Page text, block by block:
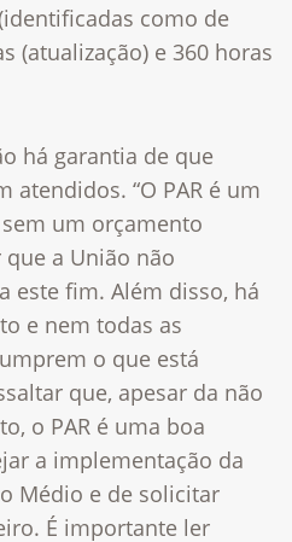
como de
(atualização) e 360 horas
há garantia de que
atendidos. “O PAR é um
um orçamento
a União não
este fim. Além disso, há
e nem todas as
o que está
que, apesar da não
o PAR é uma boa
a implementação da
Médio e de solicitar
É importante ler